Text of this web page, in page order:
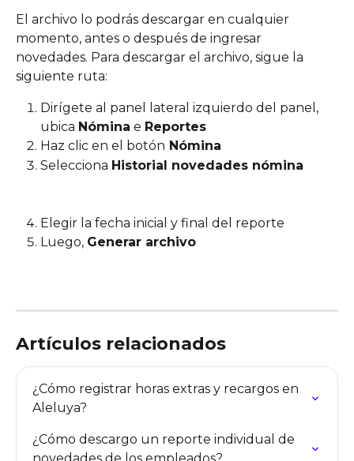
El archivo lo podrás descargar en cualquier
momento, antes o después de ingresar
novedades. Para descargar el archivo, sigue la
siguiente ruta:
Dirígete al panel lateral izquierdo del panel,
ubica Nómina e Reportes
Haz clic en el botón Nómina
Selecciona Historial novedades nómina
Elegir la fecha inicial y final del reporte
Luego, Generar archivo
Artículos relacionados
¿Cómo registrar horas extras y recargos en
Aleluya?
¿Cómo descargo un reporte individual de